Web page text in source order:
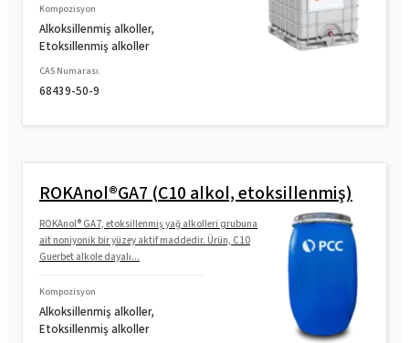
Kompozisyon
Alkoksillenmiş alkoller,
Etoksillenmiş alkoller
CAS Numarası.
68439-50-9
ROKAnol®GA7 (C10 alkol, etoksillenmiş)
ROKAnol® GA7, etoksillenmiş yağ alkolleri grubuna
ait noniyonik bir yüzey aktif maddedir. Ürün, C10
Guerbet alkole dayalı...
Kompozisyon
Alkoksillenmiş alkoller,
Etoksillenmiş alkoller